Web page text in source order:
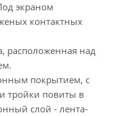
экраном
контактных
расположенная над
покрытием, с
тройки повиты в
слой - лента-